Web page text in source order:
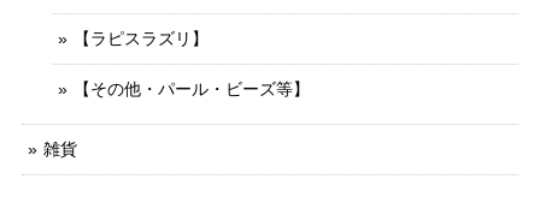
【ラピスラズリ】
【その他・パール・ビーズ等】
雑貨